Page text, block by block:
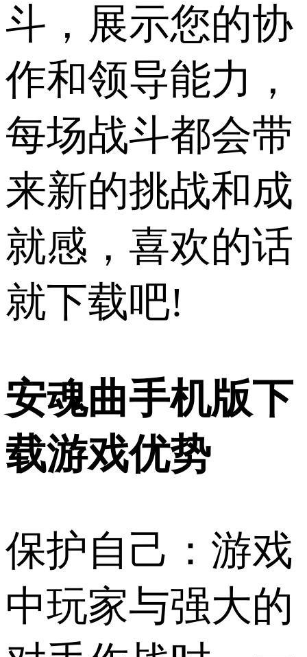
斗，展示您的协
作和领导能力，
每场战斗都会带
来新的挑战和成
就感，喜欢的话
就下载吧!
安魂曲手机版下
载游戏优势
保护自己：游戏
中玩家与强大的